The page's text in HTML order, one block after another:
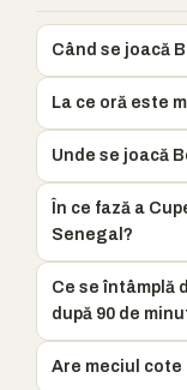
Când se joacă
La ce oră este
Unde se joacă
În ce fază a
Senegal?
Ce se întâmplă
după 90 de
Are meciul cote